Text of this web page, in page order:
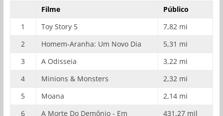
Filme
Público
1
Toy Story 5
7,82 mi
2
Homem-Aranha: Um Novo Dia
5,31 mi
3
A Odisseia
3,22 mi
4
Minions & Monsters
2,32 mi
5
Moana
2,14 mi
6
A Morte Do Demônio - Em
431,27 mil